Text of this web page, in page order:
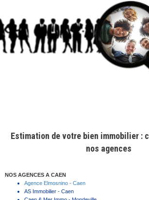
Estimation de votre bien immobilier : c
nos agences
NOS AGENCES A CAEN
Agence Elmosnino - Caen
AS Immobilier - Caen